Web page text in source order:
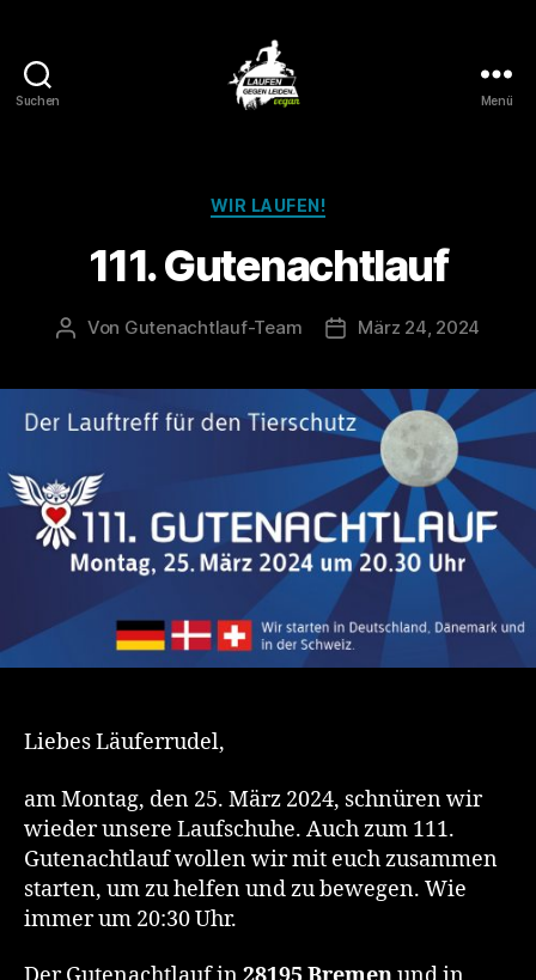
Suchen Menü
Kategorien
WIR LAUFEN!
111. Gutenachtlauf
Beitragsautor
Von Gutenachtlauf-Team März 24, 2024
Liebes Läuferrudel,
am Montag, den 25. März 2024, schnüren wir
wieder unsere Laufschuhe. Auch zum 111.
Gutenachtlauf wollen wir mit euch zusammen
starten, um zu helfen und zu bewegen. Wie
immer um 20:30 Uhr.